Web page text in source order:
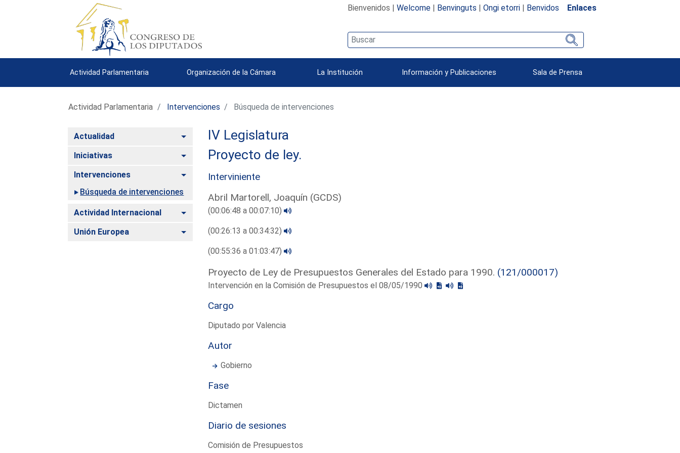
Bienvenidos | Welcome| Benvinguts | Ongi etorri| Benvidos Enlaces
Actividad Parlamentaria Organización de la Cámara La Institución Información y Publicaciones Sala de Prensa
Actividad Parlamentaria Intervenciones Búsqueda de intervenciones
Actualidad Alternar
Iniciativas Alternar
Intervenciones
Alternar
Búsqueda de intervenciones
Actividad Internacional Alternar
Unión Europea Alternar
IV Legislatura
Proyecto de ley.
Interviniente
Abril Martorell, Joaquín (GCDS)
(00:06:48 a 00:07:10)
(00:26:13 a 00:34:32)
(00:55:36 a 01:03:47)
Proyecto de Ley de Presupuestos Generales del Estado para 1990. (121/000017)
Intervención en la Comisión de Presupuestos el 08/05/1990
Cargo
Diputado por Valencia
Autor
Gobierno
Fase
Dictamen
Diario de sesiones
Comisión de Presupuestos